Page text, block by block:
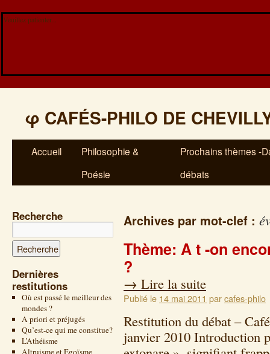
Veuillez patienter...
φ CAFÉS-PHILO DE
Accueil
Philosophie &
Poésie
Prochains thèmes -
débats
Recherche
Dernières
restitutions
Où est passé le meilleur des
mondes ?
A priori et préjugés
Qu’est-ce qui me constitue?
L’Athéisme
Altruisme et Egoïsme
Archives par mot-clef :
Thème: A t -on
?
→ Lire la suite
Publié le 14 mai 2011 parcafes-philo
Restitution du débat –
janvier 2010 Introduction